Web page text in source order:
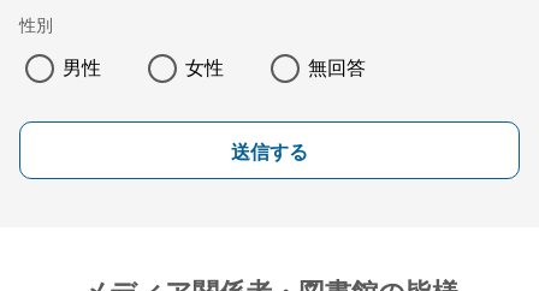
性別
男性 女性 無回答
送信する